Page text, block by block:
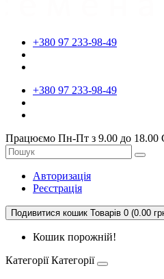
+380 97 233-98-49
+380 97 233-98-49
Працюємо Пн-Пт з 9.00 до 18.00
Авторизація
Реєстрація
Подивитися кошик Товарів 0 (0.00
Кошик порожній!
Категорії Категорії